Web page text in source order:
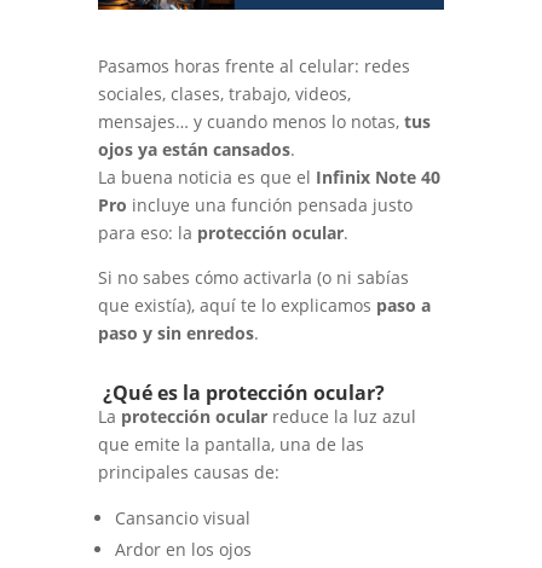
Pasamos horas frente al celular: redes
sociales, clases, trabajo, videos,
mensajes… y cuando menos lo notas, tus
ojos ya están cansados.
La buena noticia es que el Infinix Note 40
Pro incluye una función pensada justo
para eso: la protección ocular.
Si no sabes cómo activarla (o ni sabías
que existía), aquí te lo explicamos paso a
paso y sin enredos.
¿Qué es la protección ocular?
La protección ocularreduce la luz azul
que emite la pantalla, una de las
principales causas de:
Cansancio visual
Ardor en los ojos